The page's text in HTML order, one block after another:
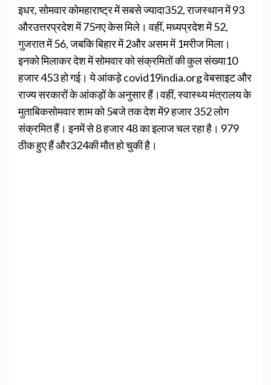
इधर, सोमवार कोमहाराष्ट्र में सबसे ज्यादा352, राजस्थान में 93
औरउत्तरप्रदेश में 75नए केस मिले। वहीं, मध्यप्रदेश में 52,
गुजरात में 56, जबकि बिहार में 2और असम में 1मरीज मिला।
इनको मिलाकर देश में सोमवार को संक्रमितों की कुल संख्या10
हजार 453 हो गई। ये आंकड़े covid19india.org वेबसाइट और
राज्य सरकारों के आंकड़ों के अनुसार हैं।वहीं, स्वास्थ्य मंत्रालय के
मुताबिकसोमवार शाम को 5बजे तक देश में9 हजार 352 लोग
संक्रमित हैं। इनमें से 8 हजार 48 का इलाज चल रहा है। 979
ठीक हुए हैं और324की मौत हो चुकी है।